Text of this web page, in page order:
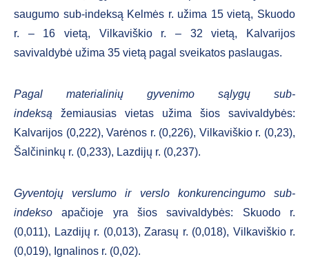
saugumo sub-indeksą Kelmės r. užima 15 vietą, Skuodo
r. – 16 vietą, Vilkaviškio r. – 32 vietą, Kalvarijos
savivaldybė užima 35 vietą pagal sveikatos paslaugas.
Pagal materialinių gyvenimo sąlygų sub-
indeksą žemiausias vietas užima šios savivaldybės:
Kalvarijos (0,222), Varėnos r. (0,226), Vilkaviškio r. (0,23),
Šalčininkų r. (0,233), Lazdijų r. (0,237).
Gyventojų verslumo ir verslo konkurencingumo sub-
indekso apačioje yra šios savivaldybės: Skuodo r.
(0,011), Lazdijų r. (0,013), Zarasų r. (0,018), Vilkaviškio r.
(0,019), Ignalinos r. (0,02).